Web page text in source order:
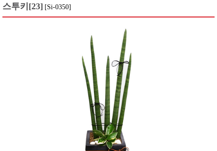
스투키[23] [Si-0350]